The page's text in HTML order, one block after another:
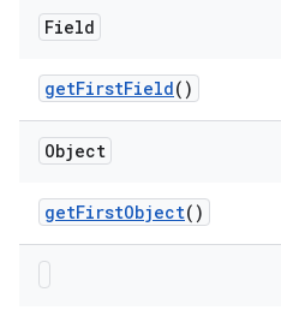
Field
getFirstField()
Object
getFirstObject()